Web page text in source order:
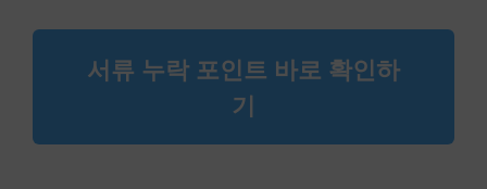
서류 누락 포인트 바로 확인하
기